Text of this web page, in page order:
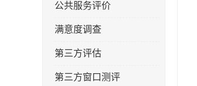
公共服务评价
满意度调查
第三方评估
第三方窗口测评